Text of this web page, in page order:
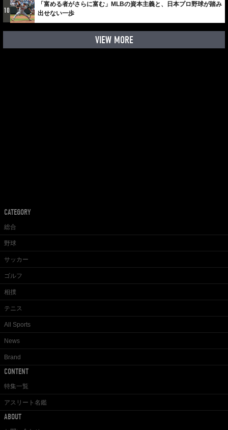
10
「富める者がさらに富む」MLBの資本主義と、日本プロ野球が踏み
出せない一歩
VIEW MORE
CATEGORY
総合
野球
サッカー
ゴルフ
相撲
テニス
All Sports
News
Brand
CONTENT
特集一覧
アスリート名鑑
ABOUT